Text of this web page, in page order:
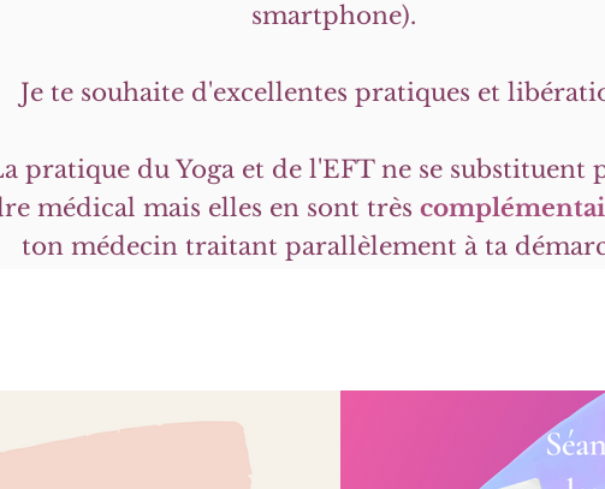
smartphone).
Je te souhaite d'excellentes pratiques et
pratique du Yoga et de l'EFT ne se substituent
médical mais elles en sont très
ton médecin traitant parallèlement à ta